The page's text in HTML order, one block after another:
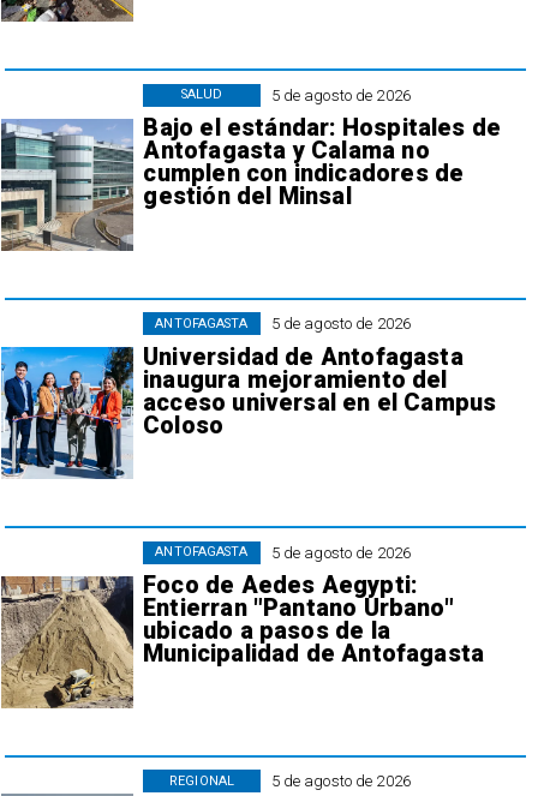
5 de agosto de 2026
Bajo el estándar: Hospitales de
Antofagasta y Calama no
cumplen con indicadores de
gestión del Minsal
SALUD
5 de agosto de 2026
Universidad de Antofagasta
inaugura mejoramiento del
acceso universal en el Campus
Coloso
ANTOFAGASTA
5 de agosto de 2026
Foco de Aedes Aegypti:
Entierran "Pantano Urbano"
ubicado a pasos de la
Municipalidad de Antofagasta
ANTOFAGASTA
5 de agosto de 2026
REGIONAL